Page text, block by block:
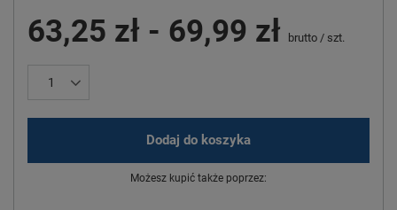
63,25 zł - 69,99 zł brutto / szt.
Dodaj do koszyka
Możesz kupić także poprzez: